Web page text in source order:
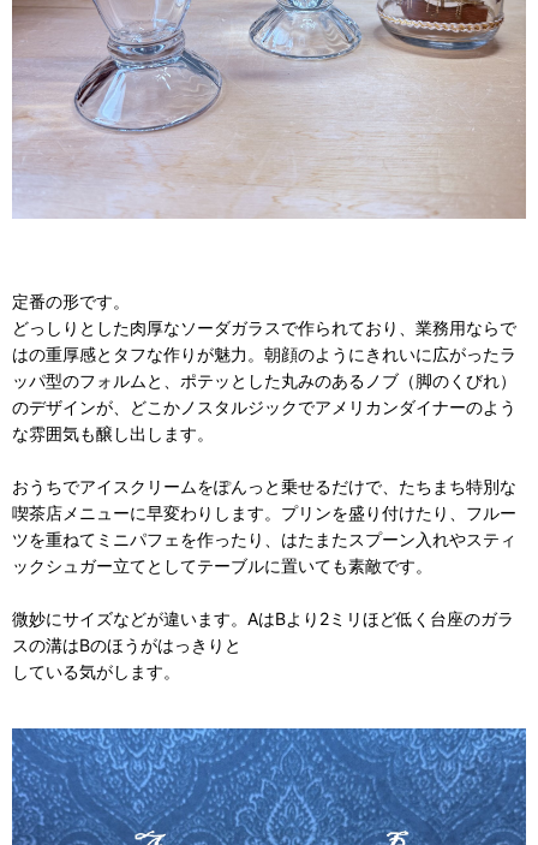
定番の形です。
どっしりとした肉厚なソーダガラスで作られており、業務用ならで
はの重厚感とタフな作りが魅力。朝顔のようにきれいに広がったラ
ッパ型のフォルムと、ポテッとした丸みのあるノブ（脚のくびれ）
のデザインが、どこかノスタルジックでアメリカンダイナーのよう
な雰囲気も醸し出します。
おうちでアイスクリームをぽんっと乗せるだけで、たちまち特別な
喫茶店メニューに早変わりします。プリンを盛り付けたり、フルー
ツを重ねてミニパフェを作ったり、はたまたスプーン入れやスティ
ックシュガー立てとしてテーブルに置いても素敵です。
微妙にサイズなどが違います。AはBより2ミリほど低く台座のガラ
スの溝はBのほうがはっきりと
している気がします。